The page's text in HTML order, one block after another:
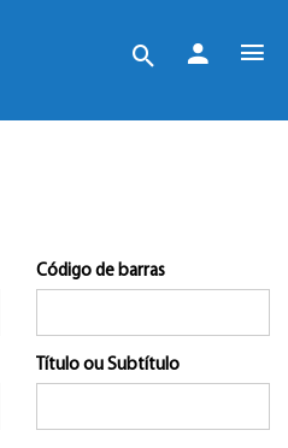
Código de barras
Título ou Subtítulo